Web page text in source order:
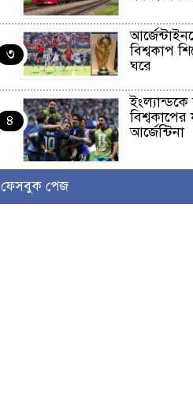
৩
বিশ্বকাপ
ঘরে
৪
ইংল্যান্ডকে
আর্জেন্টিনা
৫
ফেসবুক পেজ